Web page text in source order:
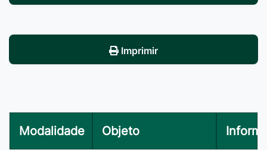
Imprimir
Modalidade Objeto